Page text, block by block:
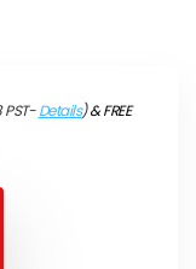
Details)&FREE